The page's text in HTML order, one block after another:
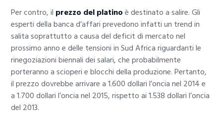
Per contro, il prezzo del platinoè destinato a salire. Gli
esperti della banca d’affari prevedono infatti un trend in
salita soprattutto a causa del deficit di mercato nel
prossimo anno e delle tensioni in Sud Africa riguardanti le
rinegoziazioni biennali dei salari, che probabilmente
porteranno a scioperi e blocchi della produzione. Pertanto,
il prezzo dovrebbe arrivare a 1.600 dollari l’oncia nel 2014 e
a 1.700 dollari l’oncia nel 2015, rispetto ai 1.538 dollari l’oncia
del 2013.